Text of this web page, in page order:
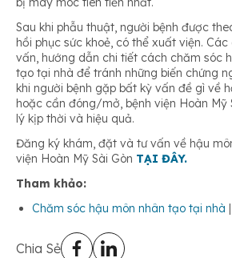
Sau khi phẫu thuật, người bệnh được
hồi phục sức khoẻ, có thể xuất viện.
vấn, hướng dẫn chi tiết cách chăm sóc
tạo tại nhà để tránh những biến chứng
khi người bệnh gặp bất kỳ vấn đề gì về
hoặc cần đóng/mở, bệnh viện Hoàn Mỹ
lý kịp thời và hiệu quả.
Đăng ký khám, đặt và tư vấn về hậu
viện Hoàn Mỹ Sài Gòn TẠI ĐÂY.
Tham khảo:
Chăm sóc hậu môn nhân tạo tại nhà
Chia Sẻ